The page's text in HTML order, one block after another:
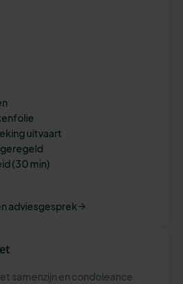
uitvaart
(30 min)
adviesgesprek
samenzijn en condoleance.